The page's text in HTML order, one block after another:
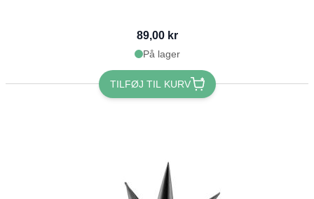
89,00 kr
På lager
TILFØJ TIL KURV